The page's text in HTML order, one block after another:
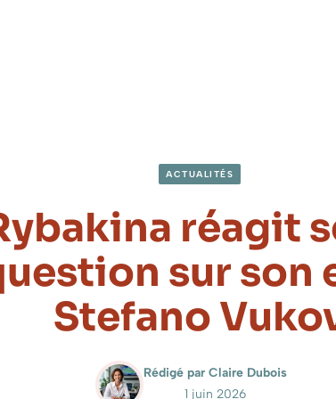
ACTUALITÉS
réagit
sur son
Stefano
Rédigé par Claire Dubois
1 juin 2026